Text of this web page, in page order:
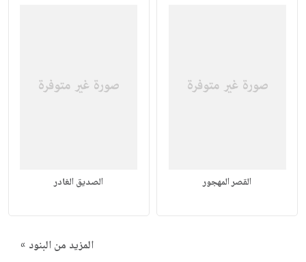
القصر المهجور الصديق الغادر
المزيد من البنود »